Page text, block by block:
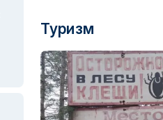
Туризм